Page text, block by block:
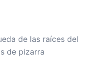
de las raíces del
de pizarra